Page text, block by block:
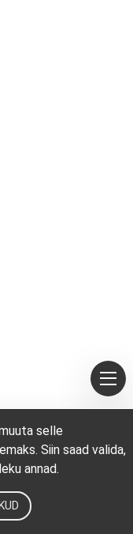
selle
Siin saad valida,
annad.